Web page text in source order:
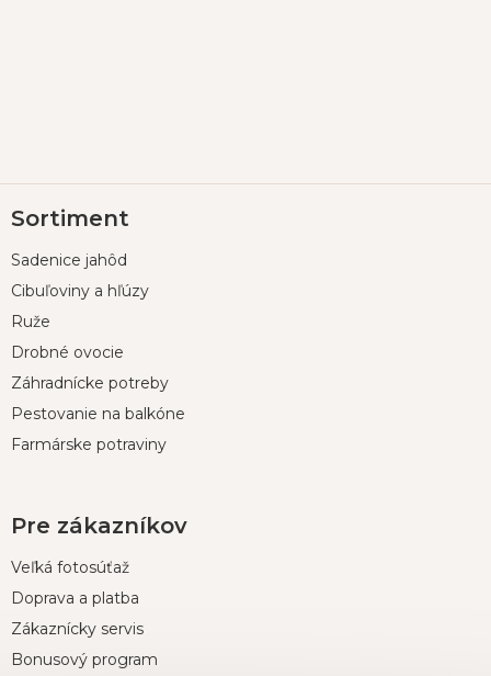
á
ä
Sortiment
Sadenice jahôd
Cibuľoviny a hľúzy
Ruže
Drobné ovocie
Záhradnícke potreby
Pestovanie na balkóne
Farmárske potraviny
Pre zákazníkov
Veľká fotosúťaž
Doprava a platba
Zákaznícky servis
Bonusový program